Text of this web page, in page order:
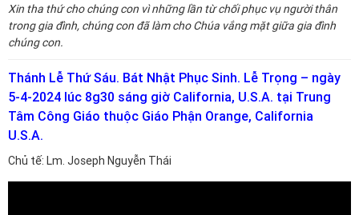
Xin tha thứ cho chúng con vì những lần từ chối phục vụ người thân
trong gia đình, chúng con đã làm cho Chúa vắng mặt giữa gia đình
chúng con.
Thánh Lễ Thứ Sáu. Bát Nhật Phục Sinh. Lễ Trọng – ngày
5-4-2024 lúc 8g30 sáng giờ California, U.S.A. tại Trung
Tâm Công Giáo thuộc Giáo Phận Orange, California
U.S.A.
Chủ tế: Lm. Joseph Nguyễn Thái